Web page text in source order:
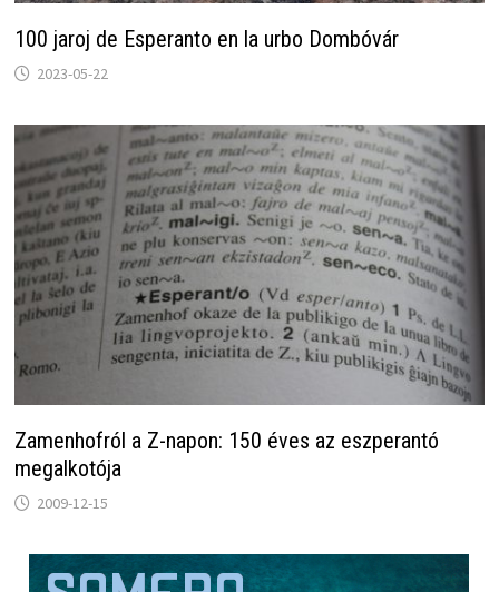
100 jaroj de Esperanto en la urbo Dombóvár
2023-05-22
Zamenhofról a Z-napon: 150 éves az eszperantó
megalkotója
2009-12-15